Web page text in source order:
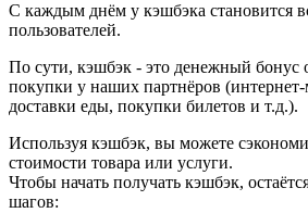
С каждым днём у кэшбэка становится
пользователей.
По сути, кэшбэк - это денежный бонус
покупки у наших партнёров (интернет-
доставки еды, покупки билетов и т.д.).
Используя кэшбэк, вы можете
стоимости товара или услуги.
Чтобы начать получать кэшбэк,
шагов: